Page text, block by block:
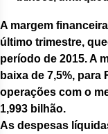
A margem
último trimestre,
período de 2015. A
baixa de 7,5%, para
operações com o
1,993 bilhão.
As despesas